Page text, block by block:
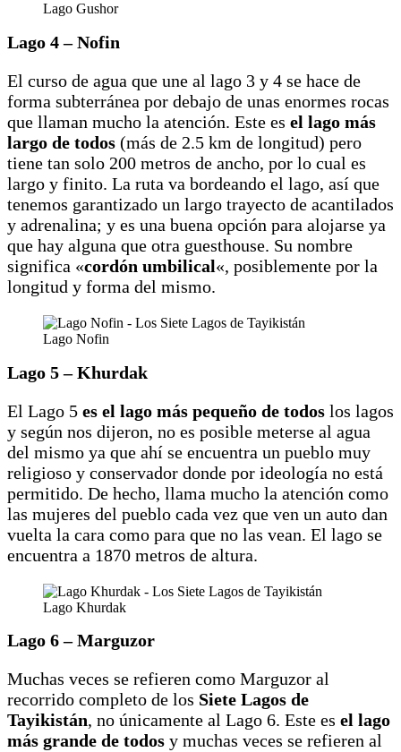
Lago Gushor
Lago 4 – Nofin
El curso de agua que une al lago 3 y 4 se hace de
forma subterránea por debajo de unas enormes rocas
que llaman mucho la atención. Este es el lago más
largo de todos (más de 2.5 km de longitud) pero
tiene tan solo 200 metros de ancho, por lo cual es
largo y finito. La ruta va bordeando el lago, así que
tenemos garantizado un largo trayecto de acantilados
y adrenalina; y es una buena opción para alojarse ya
que hay alguna que otra guesthouse. Su nombre
significa «cordón umbilical«, posiblemente por la
longitud y forma del mismo.
Lago Nofin
Lago 5 – Khurdak
El Lago 5 es el lago más pequeño de todos los lagos
y según nos dijeron, no es posible meterse al agua
del mismo ya que ahí se encuentra un pueblo muy
religioso y conservador donde por ideología no está
permitido. De hecho, llama mucho la atención como
las mujeres del pueblo cada vez que ven un auto dan
vuelta la cara como para que no las vean. El lago se
encuentra a 1870 metros de altura.
Lago Khurdak
Lago 6 – Marguzor
Muchas veces se refieren como Marguzor al
recorrido completo de los Siete Lagos de
Tayikistán, no únicamente al Lago 6. Este es el lago
más grande de todos y muchas veces se refieren al